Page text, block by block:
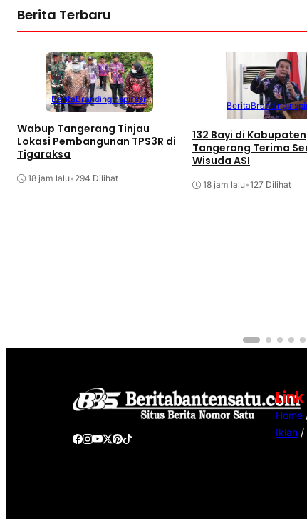
Berita Terbaru
BeritaBrandingInspirasi
Wabup Tangerang Tinjau
Lokasi Pembangunan TPS3R di
Tigaraksa
18 jam lalu• 294 Dilihat
BeritaBranding
132 Bayi di Kabupaten
Tangerang Terima
Wisuda ASI
18 jam lalu•127 Dilihat
Home
Iklan /